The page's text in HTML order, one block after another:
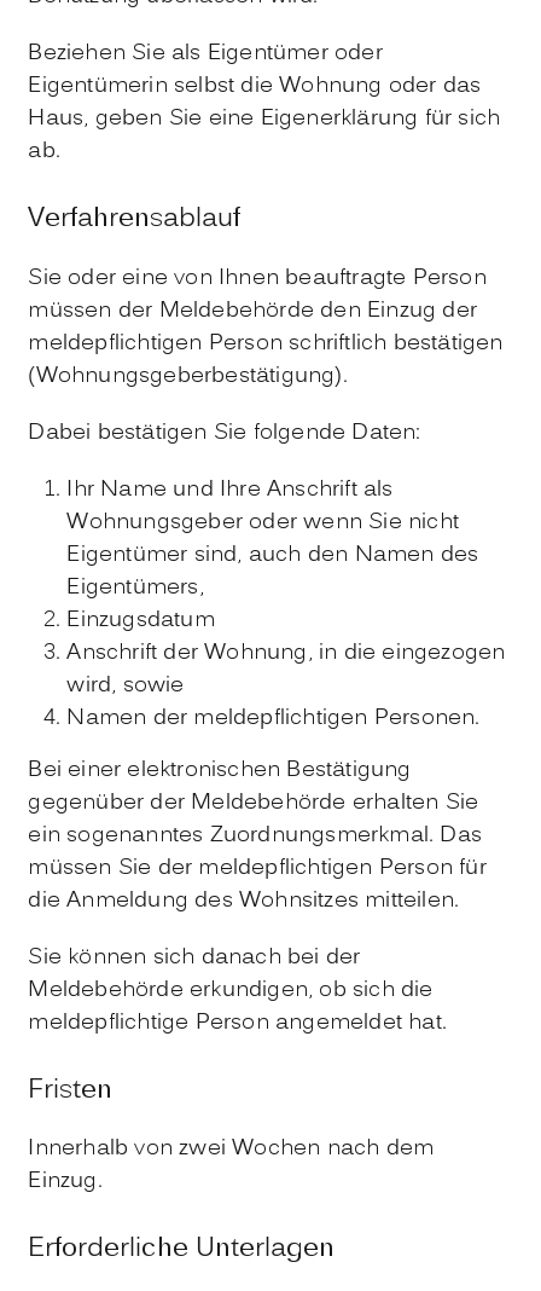
Beziehen Sie als Eigentümer oder
Eigentümerin selbst die Wohnung oder das
Haus, geben Sie eine Eigenerklärung für sich
ab.
Verfahrensablauf
Sie oder eine von Ihnen beauftragte Person
müssen der Meldebehörde den Einzug der
meldepflichtigen Person schriftlich bestätigen
(Wohnungsgeberbestätigung).
Dabei bestätigen Sie folgende Daten:
Ihr Name und Ihre Anschrift als
Wohnungsgeber oder wenn Sie nicht
Eigentümer sind, auch den Namen des
Eigentümers,
Einzugsdatum
Anschrift der Wohnung, in die eingezogen
wird, sowie
Namen der meldepflichtigen Personen.
Bei einer elektronischen Bestätigung
gegenüber der Meldebehörde erhalten Sie
ein sogenanntes Zuordnungsmerkmal. Das
müssen Sie der meldepflichtigen Person für
die Anmeldung des Wohnsitzes mitteilen.
Sie können sich danach bei der
Meldebehörde erkundigen, ob sich die
meldepflichtige Person angemeldet hat.
Fristen
Innerhalb von zwei Wochen nach dem
Einzug.
Erforderliche Unterlagen